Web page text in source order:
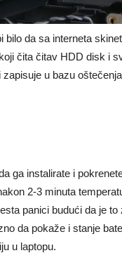
da sa interneta
čita čitav HDD disk i
u bazu
ga instalirate i
2-3 minuta
panici budući da je
da pokaže i stanje
u laptopu.